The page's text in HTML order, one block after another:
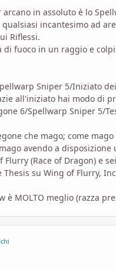
in assoluto è lo
incantesimo ad
Riflessi.
fuoco in un raggio e
Sniper 5/Iniziato
all'iniziato hai modo di
6/Spellwarp Sniper 5/
che mago; come
avendo a
(Race of Dragon) e
Thesis su Wing of Flurry,
è MOLTO meglio (razza